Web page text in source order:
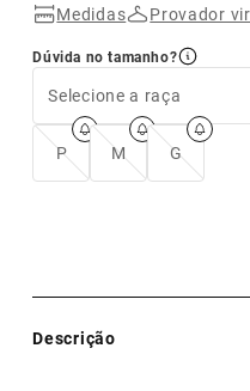
Medidas Provador
Dúvida no tamanho?
Selecione a raça
P M G
Descrição